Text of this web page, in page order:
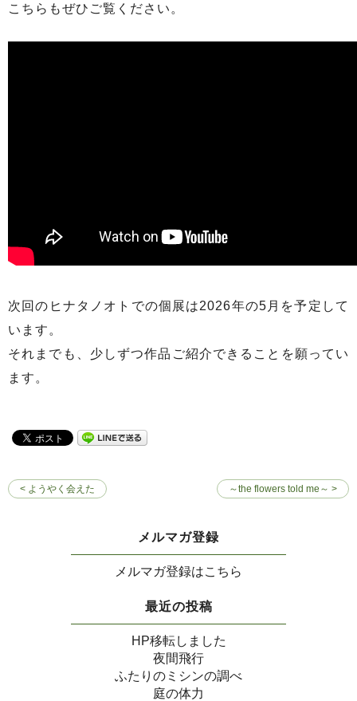
こちらもぜひご覧ください。
次回のヒナタノオトでの個展は2026年の5月を予定して
います。
それまでも、少しずつ作品ご紹介できることを願ってい
ます。
< ようやく会えた ～the flowers told me～ >
メルマガ登録
メルマガ登録はこちら
最近の投稿
HP移転しました
夜間飛行
ふたりのミシンの調べ
庭の体力